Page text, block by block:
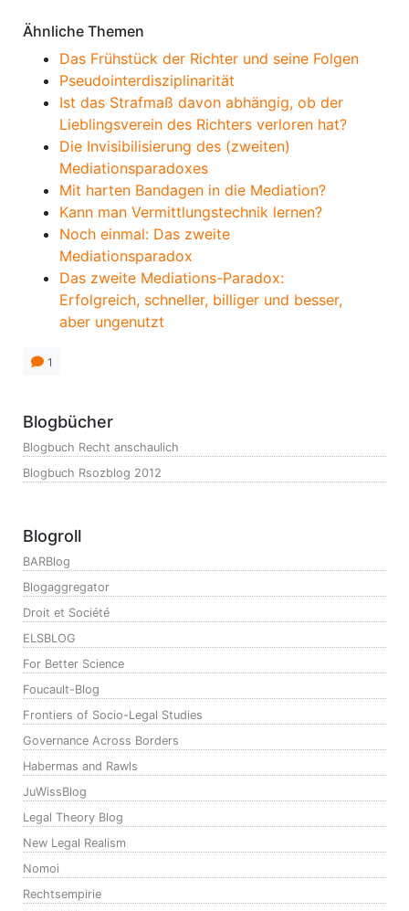
Ähnliche Themen
Das Frühstück der Richter und seine Folgen
Pseudointerdisziplinarität
Ist das Strafmaß davon abhängig, ob der
Lieblingsverein des Richters verloren hat?
Die Invisibilisierung des (zweiten)
Mediationsparadoxes
Mit harten Bandagen in die Mediation?
Kann man Vermittlungstechnik lernen?
Noch einmal: Das zweite
Mediationsparadox
Das zweite Mediations-Paradox:
Erfolgreich, schneller, billiger und besser,
aber ungenutzt
1
Blogbücher
Blogbuch Recht anschaulich
Blogbuch Rsozblog 2012
Blogroll
BARBlog
Blogaggregator
Droit et Société
ELSBLOG
For Better Science
Foucault-Blog
Frontiers of Socio-Legal Studies
Governance Across Borders
Habermas and Rawls
JuWissBlog
Legal Theory Blog
New Legal Realism
Nomoi
Rechtsempirie